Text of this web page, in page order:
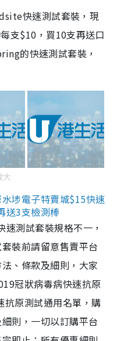
快速測試套裝，現
支$10，買10支再送口
的快速測試套裝，
大
埗電子特賣城$15快速
送3支檢測棒
測試套裝規格不一，
裝前請留意售賣平台
、條款及細則，大家
冠狀病毒病快速抗原
原測試通用名單，購
則，一切以訂購平台